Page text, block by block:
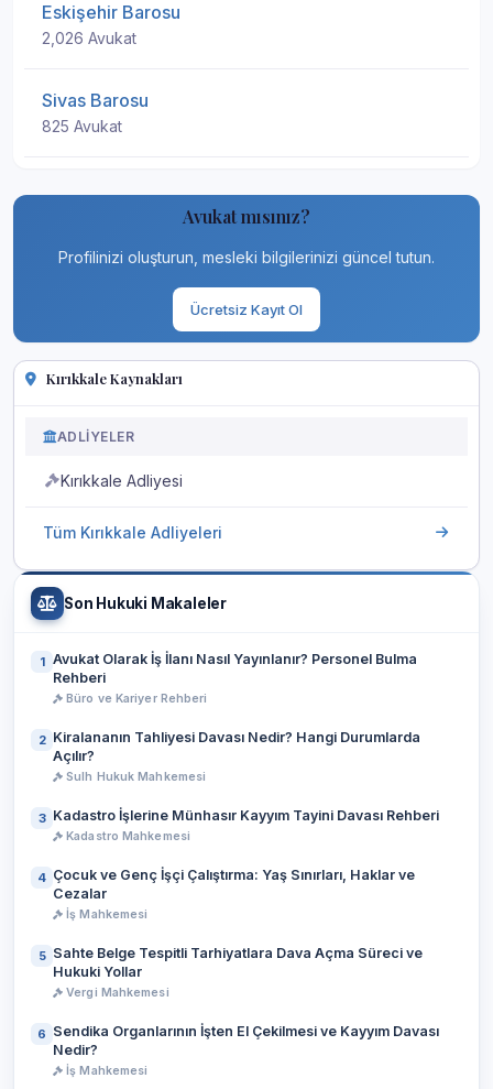
Eskişehir Barosu
2,026 Avukat
Sivas Barosu
825 Avukat
Avukat mısınız?
Profilinizi oluşturun, mesleki bilgilerinizi güncel tutun.
Ücretsiz Kayıt Ol
Kırıkkale Kaynakları
ADLIYELER
Kırıkkale Adliyesi
Tüm Kırıkkale Adliyeleri
Son Hukuki Makaleler
1 Avukat Olarak İş İlanı Nasıl Yayınlanır? Personel Bulma
Rehberi
Büro ve Kariyer Rehberi
2 Kiralananın Tahliyesi Davası Nedir? Hangi Durumlarda
Açılır?
Sulh Hukuk Mahkemesi
3 Kadastro İşlerine Münhasır Kayyım Tayini Davası Rehberi
Kadastro Mahkemesi
4 Çocuk ve Genç İşçi Çalıştırma: Yaş Sınırları, Haklar ve
Cezalar
İş Mahkemesi
5 Sahte Belge Tespitli Tarhiyatlara Dava Açma Süreci ve
Hukuki Yollar
Vergi Mahkemesi
6 Sendika Organlarının İşten El Çekilmesi ve Kayyım Davası
Nedir?
İş Mahkemesi